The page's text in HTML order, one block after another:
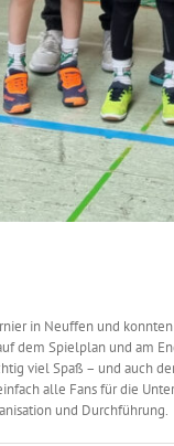
in Neuffen und
dem Spielplan und am
viel Spaß – und auch
alle Fans für die
und Durchführung.